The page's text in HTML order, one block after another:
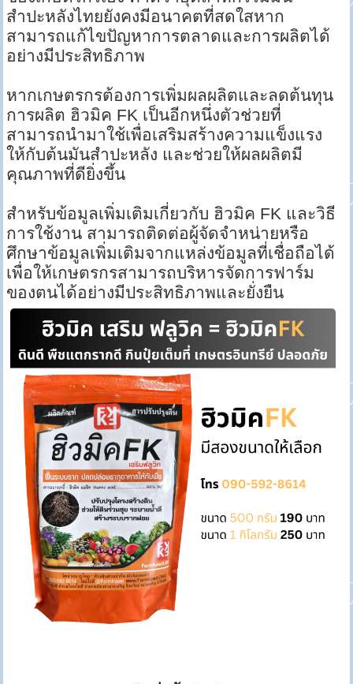
สำปะหลังไทยยังคงมีอนาคตที่สดใสหาก
สามารถแก้ไขปัญหาการตลาดและการผลิตได้
อย่างมีประสิทธิภาพ
หากเกษตรกรต้องการเพิ่มผลผลิตและลดต้นทุน
การผลิต ฮิวมิค FK เป็นอีกหนึ่งตัวช่วยที่
สามารถนำมาใช้เพื่อเสริมสร้างความแข็งแรง
ให้กับต้นมันสำปะหลัง และช่วยให้ผลผลิตมี
คุณภาพที่ดียิ่งขึ้น
สำหรับข้อมูลเพิ่มเติมเกี่ยวกับ ฮิวมิค FK และวิธี
การใช้งาน สามารถติดต่อผู้จัดจำหน่ายหรือ
ศึกษาข้อมูลเพิ่มเติมจากแหล่งข้อมูลที่เชื่อถือได้
เพื่อให้เกษตรกรสามารถบริหารจัดการฟาร์ม
ของตนได้อย่างมีประสิทธิภาพและยั่งยืน